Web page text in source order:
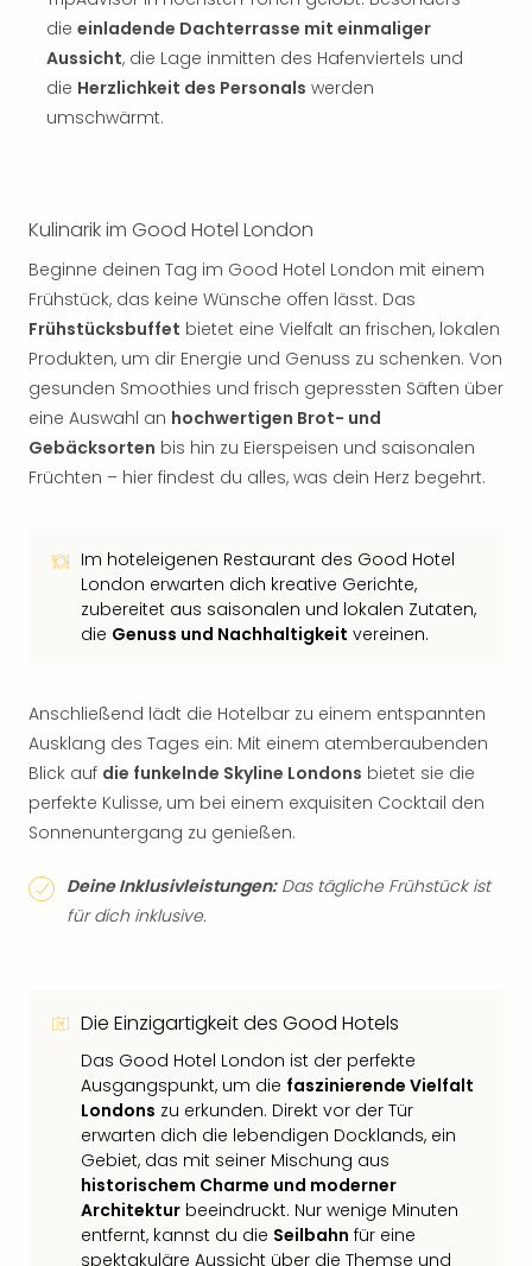
die einladende Dachterrasse mit einmaliger
Aussicht, die Lage inmitten des Hafenviertels und
die Herzlichkeit des Personals werden
umschwärmt.
Kulinarik im Good Hotel London
Beginne deinen Tag im Good Hotel London mit einem
Frühstück, das keine Wünsche offen lässt. Das
Frühstücksbuffet bietet eine Vielfalt an frischen, lokalen
Produkten, um dir Energie und Genuss zu schenken. Von
gesunden Smoothies und frisch gepressten Säften über
eine Auswahl an hochwertigen Brot- und
Gebäcksorten bis hin zu Eierspeisen und saisonalen
Früchten – hier findest du alles, was dein Herz begehrt.
Im hoteleigenen Restaurant des Good Hotel
London erwarten dich kreative Gerichte,
zubereitet aus saisonalen und lokalen Zutaten,
die Genuss und Nachhaltigkeit vereinen.
Anschließend lädt die Hotelbar zu einem entspannten
Ausklang des Tages ein: Mit einem atemberaubenden
Blick auf die funkelnde Skyline Londons bietet sie die
perfekte Kulisse, um bei einem exquisiten Cocktail den
Sonnenuntergang zu genießen.
Deine Inklusivleistungen:Das tägliche Frühstück ist
für dich inklusive.
Die Einzigartigkeit des Good Hotels
Das Good Hotel London ist der perfekte
Ausgangspunkt, um die faszinierende Vielfalt
Londons zu erkunden. Direkt vor der Tür
erwarten dich die lebendigen Docklands, ein
Gebiet, das mit seiner Mischung aus
historischem Charme und moderner
Architektur beeindruckt. Nur wenige Minuten
entfernt, kannst du die Seilbahn für eine
spektakuläre Aussicht über die Themse und